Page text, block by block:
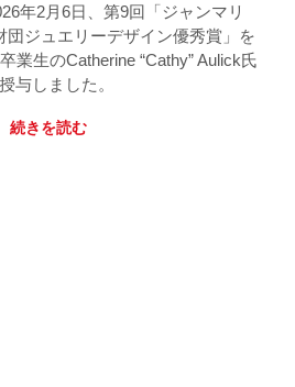
年2月6日、第9回「ジャンマリ
団ジュエリーデザイン優秀賞」を
業生のCatherine “Cathy” Aulick氏
与しました。
続きを読む